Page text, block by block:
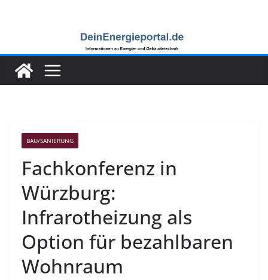
BAU/SANIERUNG
Fachkonferenz in
Würzburg:
Infrarotheizung als
Option für bezahlbaren
Wohnraum